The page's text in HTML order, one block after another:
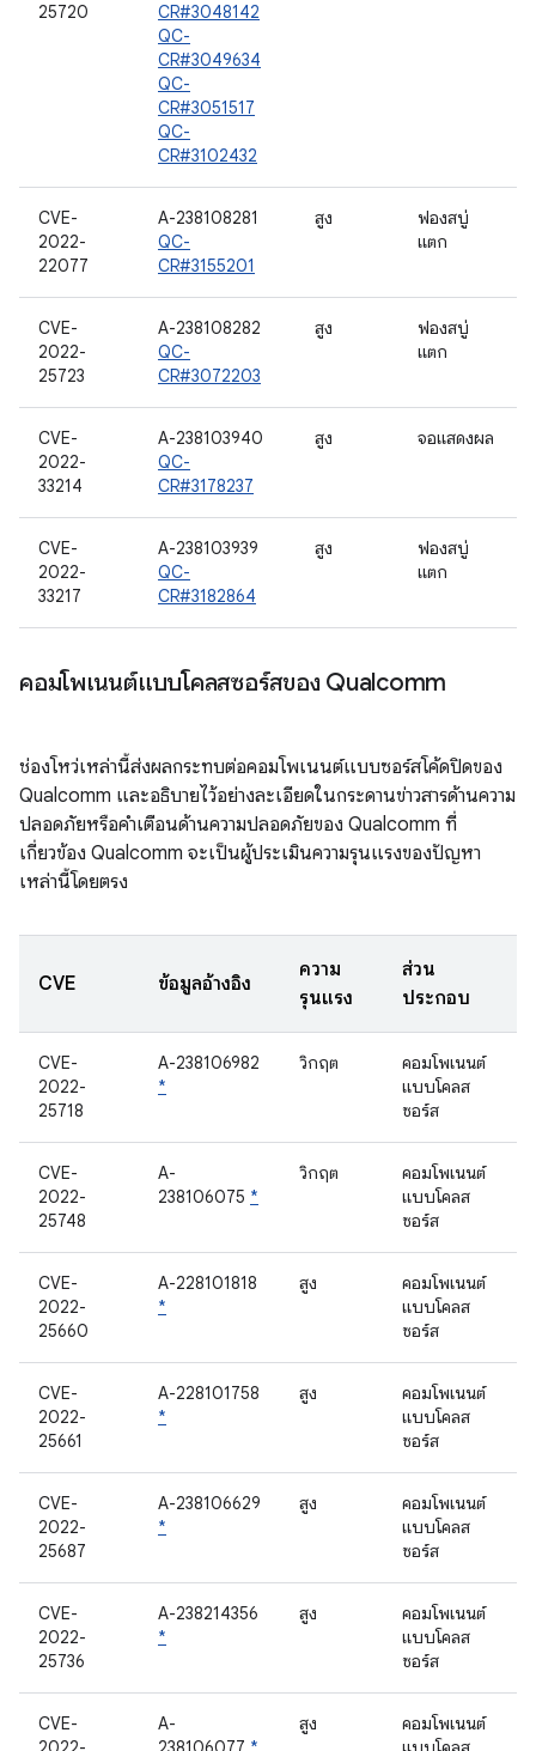
25720
CR#3048142
QC-
CR#3049634
QC-
CR#3051517
QC-
CR#3102432
CVE-
2022-
22077
A-238108281
QC-
CR#3155201
สูง
ฟองสบู่
แตก
CVE-
2022-
25723
A-238108282
QC-
CR#3072203
สูง
ฟองสบู่
แตก
CVE-
2022-
33214
A-238103940
QC-
CR#3178237
สูง จอแสดงผล
CVE-
2022-
33217
A-238103939
QC-
CR#3182864
สูง
ฟองสบู่
แตก
คอมโพเนนต์แบบโคลสซอร์สของ Qualcomm
ช่องโหว่เหล่านี้ส่งผลกระทบต่อคอมโพเนนต์แบบซอร์สโค้ดปิดของ
Qualcomm และอธิบายไว้อย่างละเอียดในกระดานข่าวสารด้านความ
ปลอดภัยหรือคำเตือนด้านความปลอดภัยของ Qualcomm ที่
เกี่ยวข้อง Qualcomm จะเป็นผู้ประเมินความรุนแรงของปัญหา
เหล่านี้โดยตรง
CVE ข้อมูลอ้างอิง
ความ
รุนแรง
ส่วน
ประกอบ
CVE-
2022-
25718
A-238106982
*
วิกฤต
คอมโพเนนต์
แบบโคลส
ซอร์ส
CVE-
2022-
25748
A-
238106075 *
วิกฤต
คอมโพเนนต์
แบบโคลส
ซอร์ส
CVE-
2022-
25660
A-228101818
*
สูง
คอมโพเนนต์
แบบโคลส
ซอร์ส
CVE-
2022-
25661
A-228101758
*
สูง
คอมโพเนนต์
แบบโคลส
ซอร์ส
CVE-
2022-
25687
A-238106629
*
สูง
คอมโพเนนต์
แบบโคลส
ซอร์ส
CVE-
2022-
25736
A-238214356
*
สูง
คอมโพเนนต์
แบบโคลส
ซอร์ส
CVE-
A-
สูง
คอมโพเนนต์